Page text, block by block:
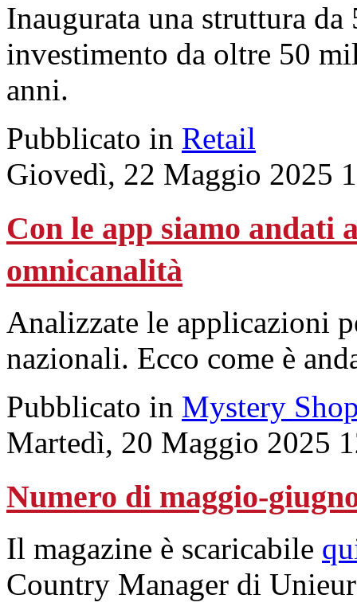
Inaugurata una struttura
investimento da oltre 50
anni.
Pubblicato in Retail
Giovedì, 22 Maggio 2025
Con le app siamo andati
omnicanalità
Analizzate le applicazioni
nazionali. Ecco come è
Pubblicato in Mystery
Martedì, 20 Maggio 2025
Numero di maggio-
Il magazine è scaricabile
Country Manager di